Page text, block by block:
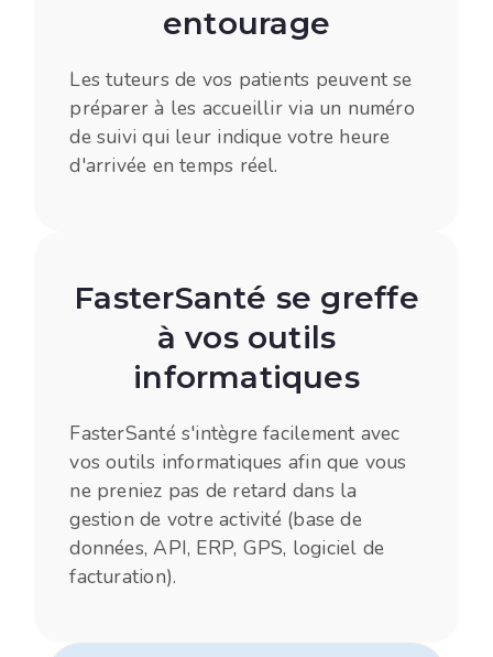
entourage
Les tuteurs de vos patients peuvent se
préparer à les accueillir via un numéro
de suivi qui leur indique votre heure
d'arrivée en temps réel. ​
FasterSanté se greffe
à vos outils
informatiques
FasterSanté s'intègre facilement avec
vos outils informatiques afin que vous
ne preniez pas de retard dans la
gestion de votre activité (base de
données, API, ERP, GPS, logiciel de
facturation).